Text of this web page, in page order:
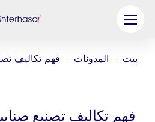
بيت - المدونات - فهم تكاليف
فهم تكاليف تصنيع